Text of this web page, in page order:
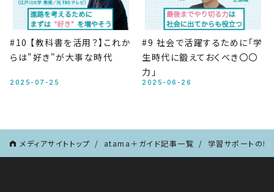
#10 【教科書を活用？】これか
らは"好き"が大事な時代
2025-07-25
#9 社会で活躍するために「学
生時代に鍛えておくべき〇〇
力」
2025-06-26
メディアサイトトップ atama＋ガイド記事一覧 学習サポートの紹